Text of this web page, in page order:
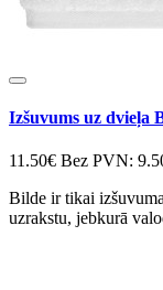
Izšuvums uz dvieļa
11.50€ Bez PVN:
Bilde ir tikai
uzrakstu, jebkurā